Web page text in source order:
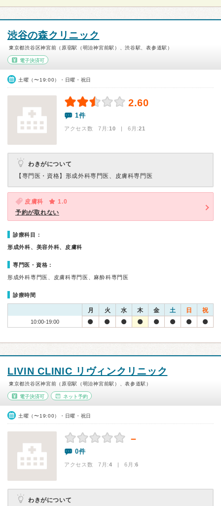
渋谷の森クリニック
東京都渋谷区神宮前（原宿駅（明治神宮前駅）、渋谷駅、表参道駅）
電子決済可
土曜（〜19:00）・日曜・祝日
2.60
1件
アクセス数 7月:10 | 6月:21
わきがについて
【専門医・資格】 形成外科専門医、皮膚科専門医
皮膚科
1.0
予約が取れない
診療科目：
形成外科、美容外科、皮膚科
専門医・資格：
形成外科専門医、皮膚科専門医、麻酔科専門医
診療時間
月 火 水 木 金 土 日 祝
10:00-19:00
LIVIN CLINIC リヴィンクリニック
東京都渋谷区神宮前（原宿駅（明治神宮前駅）、表参道駅）
電子決済可 ネット予約
土曜（〜19:00）・日曜・祝日
－
0件
アクセス数 7月:4 | 6月:6
わきがについて